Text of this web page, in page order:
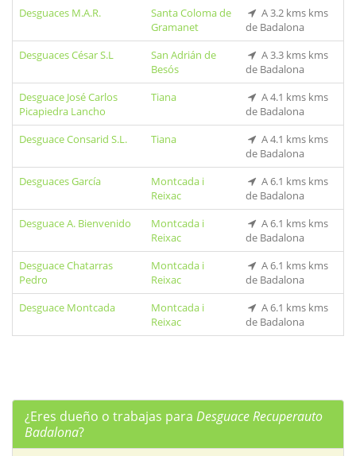
Desguaces M.A.R.
Santa Coloma de
Gramanet
A 3.2 kms kms
de Badalona
Desguaces César S.L
San Adrián de
Besós
A 3.3 kms kms
de Badalona
Desguace José Carlos
Picapiedra Lancho
Tiana
A 4.1 kms kms
de Badalona
Desguace Consarid S.L.
Tiana
A 4.1 kms kms
de Badalona
Desguaces García
Montcada i
Reixac
A 6.1 kms kms
de Badalona
Desguace A. Bienvenido
Montcada i
Reixac
A 6.1 kms kms
de Badalona
Desguace Chatarras
Pedro
Montcada i
Reixac
A 6.1 kms kms
de Badalona
Desguace Montcada
Montcada i
Reixac
A 6.1 kms kms
de Badalona
¿Eres dueño o trabajas para Desguace Recuperauto
Badalona?